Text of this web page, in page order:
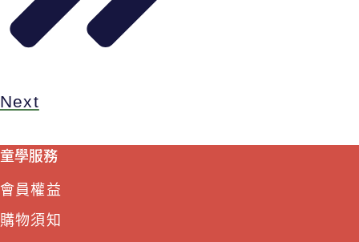
Next
童學服務
會員權益
購物須知